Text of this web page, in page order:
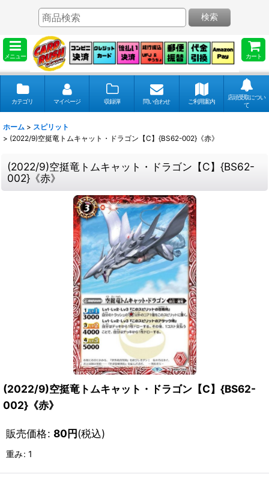
メニュー カート
検索
カテゴリ マイページ 収録弾 問い合わせ ご利用案内
店頭受取につい
て
ホーム > スピリット
> (2022/9)空挺竜トムキャット・ドラゴン【C】{BS62-002}《赤》
(2022/9)空挺竜トムキャット・ドラゴン【C】{BS62-
002}《赤》
(2022/9)空挺竜トムキャット・ドラゴン【C】{BS62-
002}《赤》
販売価格: 80円(税込)
重み: 1